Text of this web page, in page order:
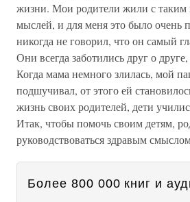
жизни. Мои родители жили с таким
мыслей, и для меня это было очень
никогда не говорил, что он самый
Они всегда заботились друг о
Когда мама немного злилась, мой
подшучивал, от этого ей
жизнь своих родителей, дети
Итак, чтобы помочь своим детям,
руководствоваться здравым
Более 800 000 книг и